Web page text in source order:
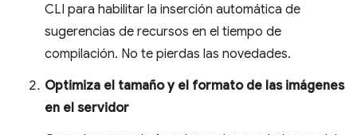
CLI para habilitar la inserción automática de
sugerencias de recursos en el tiempo de
compilación. No te pierdas las novedades.
Optimiza el tamaño y el formato de las imágenes
en el servidor